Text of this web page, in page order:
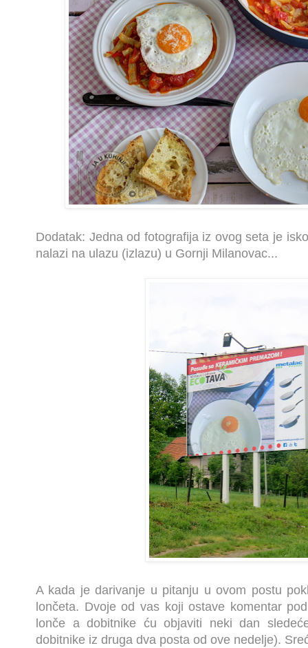
Dodatak: Jedna od fotografija iz ovog seta je
nalazi na ulazu (izlazu) u Gornji Milanovac...
A kada je darivanje u pitanju u ovom postu
lončeta. Dvoje od vas koji ostave komentar
lonče adobitnike ću objaviti neki dan
dobitnike iz druga dva posta od ove nedelje).